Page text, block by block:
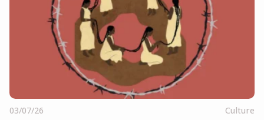
03/07/26 Culture